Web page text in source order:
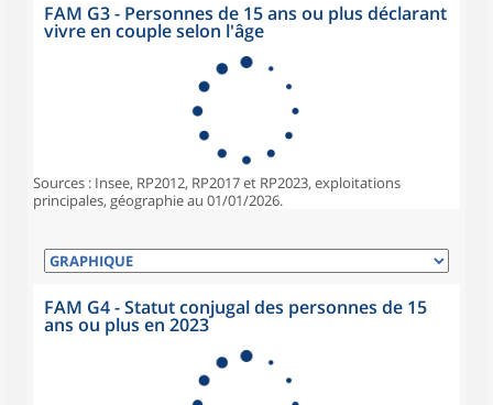
FAM G3 - Personnes de 15 ans ou plus déclarant
vivre en couple selon l'âge
Sources : Insee, RP2012, RP2017 et RP2023, exploitations
principales, géographie au 01/01/2026.
FAM G4 - Statut conjugal des personnes de 15
ans ou plus en 2023